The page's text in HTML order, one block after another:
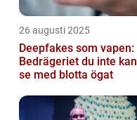
26 augusti 2025
Deepfakes som vapen:
Bedrägeriet du inte kan
se med blotta ögat